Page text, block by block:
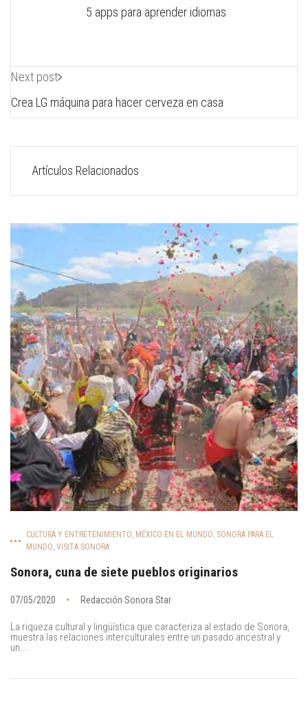
5 apps para aprender idiomas
Next post
Crea LG máquina para hacer cerveza en casa
Artículos Relacionados
CULTURA Y ENTRETENIMIENTO, MÉXICO EN EL MUNDO, SONORA PARA EL
MUNDO, VISITA SONORA
Sonora, cuna de siete pueblos originarios
07/05/2020 Redacción Sonora Star
La riqueza cultural y lingüística que caracteriza al estado de Sonora,
muestra las relaciones interculturales entre un pasado ancestral y
un...